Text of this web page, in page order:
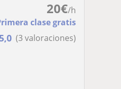
20€/h
clase gratis
5,0 (3 valoraciones)